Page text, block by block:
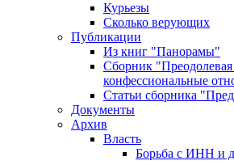
Курьезы
Сколько верующих
Публикации
Из книг "Панорамы"
Сборник "Преодолевая
конфессиональные
Статьи сборника
Документы
Архив
Власть
Борьба с ИНН и